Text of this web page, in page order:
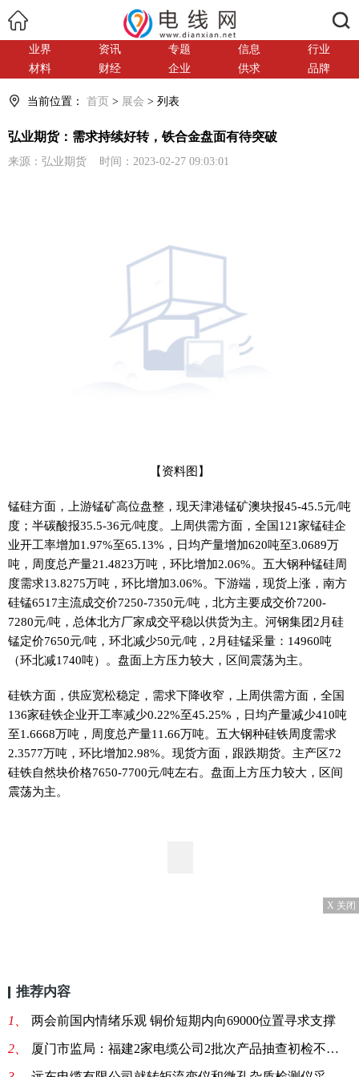
业界 资讯 专题 信息
行业
材料
财经 企业 供求 品牌
当前位置： 首页 > 展会 > 列表
弘业期货：需求持续好转，铁合金盘面有待突破
来源：弘业期货 时间：2023-02-27 09:03:01
【资料图】
锰硅方面，上游锰矿高位盘整，现天津港锰矿澳块报45-45.5元/吨
度；半碳酸报35.5-36元/吨度。上周供需方面，全国121家锰硅企
业开工率增加1.97%至65.13%，日均产量增加620吨至3.0689万
吨，周度总产量21.4823万吨，环比增加2.06%。五大钢种锰硅周
度需求13.8275万吨，环比增加3.06%。下游端，现货上涨，南方
硅锰6517主流成交价7250-7350元/吨，北方主要成交价7200-
7280元/吨，总体北方厂家成交平稳以供货为主。河钢集团2月硅
锰定价7650元/吨，环北减少50元/吨，2月硅锰采量：14960吨
（环北减1740吨）。盘面上方压力较大，区间震荡为主。
硅铁方面，供应宽松稳定，需求下降收窄，上周供需方面，全国
136家硅铁企业开工率减少0.22%至45.25%，日均产量减少410吨
至1.6668万吨，周度总产量11.66万吨。五大钢种硅铁周度需求
2.3577万吨，环比增加2.98%。现货方面，跟跌期货。主产区72
硅铁自然块价格7650-7700元/吨左右。盘面上方压力较大，区间
震荡为主。
X 关闭
推荐内容
1、 两会前国内情绪乐观 铜价短期内向69000位置寻求支撑
2、 厦门市监局：福建2家电缆公司2批次产品抽查初检不合格-环球报资讯